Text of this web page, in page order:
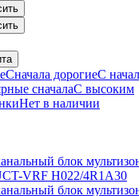
Сначала дорогиеС
сначалаС высоким
Нет в наличии